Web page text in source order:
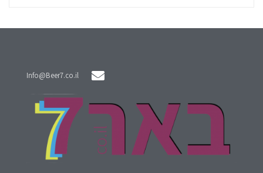
Info@Beer7.co.il